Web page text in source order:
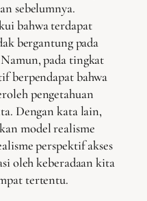
sebelumnya.
bahwa terdapat
bergantung pada
pada tingkat
berpendapat bahwa
pengetahuan
Dengan kata lain,
model realisme
perspektif akses
oleh keberadaan kita
tertentu.